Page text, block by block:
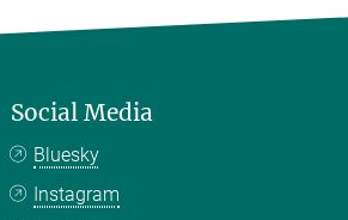
Social Media
Bluesky
Instagram